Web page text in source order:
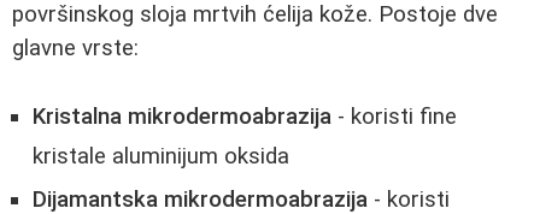
površinskog sloja mrtvih ćelija kože. Postoje dve
glavne vrste:
Kristalna mikrodermoabrazija - koristi fine
kristale aluminijum oksida
Dijamantska mikrodermoabrazija - koristi